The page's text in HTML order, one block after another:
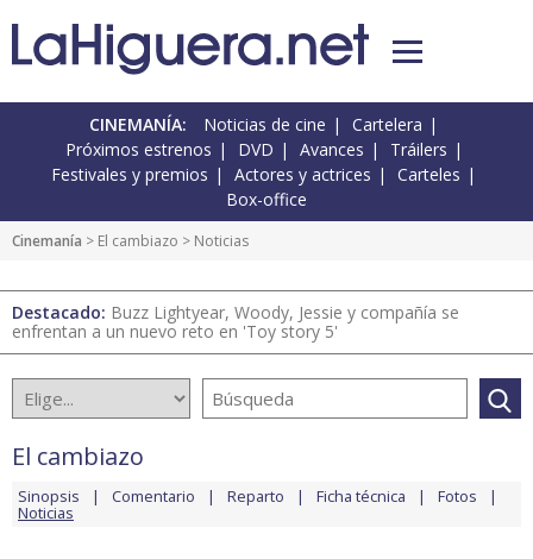
CINEMANÍA: Noticias de cine
Cartelera
Próximos estrenos
DVD Avances
Tráilers
Festivales y premios
Actores y actrices
Carteles
Box-office
Cinemanía > El cambiazo > Noticias
Destacado: Buzz Lightyear, Woody, Jessie y compañía se
enfrentan a un nuevo reto en 'Toy story 5'
El cambiazo
Sinopsis Comentario Reparto Ficha técnica Fotos
Noticias